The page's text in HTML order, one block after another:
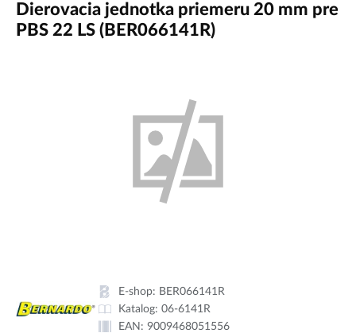
Dierovacia jednotka priemeru 20 mm pre
PBS 22 LS (BER066141R)
E-shop: BER066141R
Katalog: 06-6141R
EAN: 9009468051556